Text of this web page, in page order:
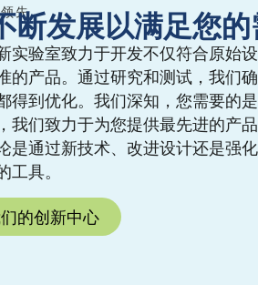
先
断发展以满足您
实验室致力于开发不仅符合原始
的产品。通过研究和测试，我们
得到优化。我们深知，您需要的
我们致力于为您提供最先进的产
是通过新技术、改进设计还是强
工具。
的创新中心